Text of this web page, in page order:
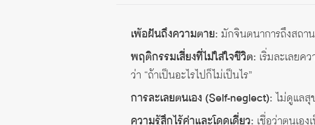
เพ้อฝันถึงความตาย: มักจินตนาการถึงสถา
พฤติกรรมเสี่ยงที่ไม่ใส่ใจชีวิต: เริ่มละเลยค
ว่า “ถ้าเป็นอะไรไปก็ไม่เป็นไร”
การละเลยตนเอง (Self-neglect): ไม่ดูแลสุ
ความรู้สึกไร้ค่าและโดดเดี่ยว: เชื่อว่าตนเอ